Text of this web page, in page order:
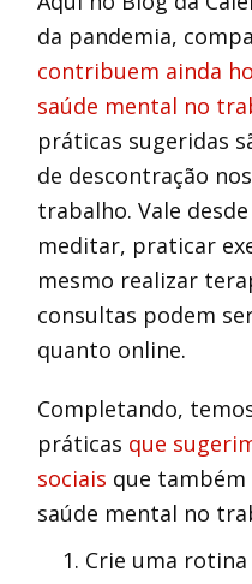
da pandemia,
contribuem ainda
saúde mental no
práticas sugeridas
de descontração
trabalho. Vale
meditar, praticar
mesmo realizar
consultas podem
quanto online.
Completando,
práticas que
sociais que
saúde mental no
Crie uma